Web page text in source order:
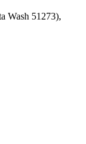
Wash 51273),